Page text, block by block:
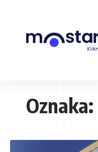
Oznaka: